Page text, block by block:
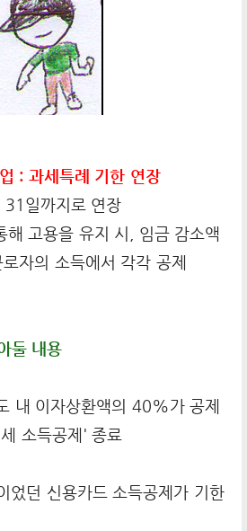
: 과세특례 기한 연장
일까지로 연장
해 고용을 유지 시, 임금 감소액
자의 소득에서 각각 공제
둘 내용
내 이자상환액의 40%가 공제
소득공제' 종료
었던 신용카드 소득공제가 기한